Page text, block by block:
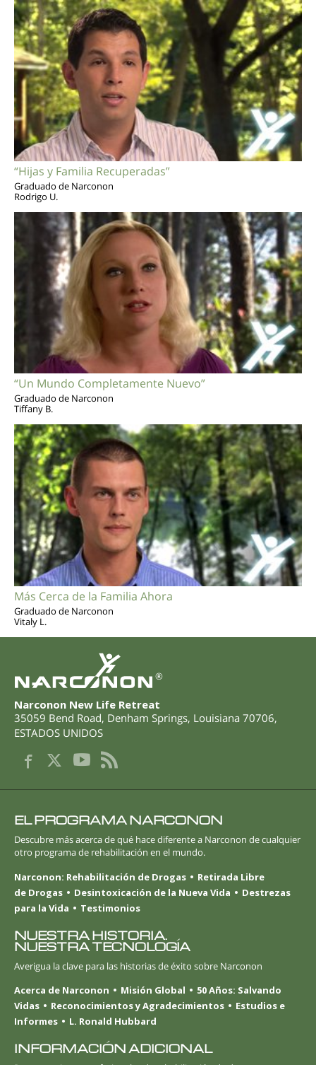
“Hijas y Familia Recuperadas”
Graduado de Narconon
Rodrigo U.
“Un Mundo Completamente Nuevo”
Graduado de Narconon
Tiffany B.
Más Cerca de la Familia Ahora
Graduado de Narconon
Vitaly L.
®
Narconon New Life Retreat
35059 Bend Road, Denham Springs, Louisiana 70706,
ESTADOS UNIDOS
EL PROGRAMA NARCONON
Descubre más acerca de qué hace diferente a Narconon de cualquier
otro programa de rehabilitación en el mundo.
Narconon: Rehabilitación de Drogas
Retirada Libre
de Drogas
Desintoxicación de la Nueva Vida
Destrezas
para la Vida
Testimonios
NUESTRA HISTORIA.
NUESTRA TECNOLOGÍA
Averigua la clave para las historias de éxito sobre Narconon
Acerca de Narconon
Misión Global
50 Años: Salvando
Vidas
Reconocimientos y Agradecimientos
Estudios e
Informes
L. Ronald Hubbard
INFORMACIÓN ADICIONAL